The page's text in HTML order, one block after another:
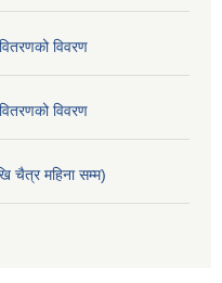
विवरण
विवरण
चैत्र महिना सम्म)